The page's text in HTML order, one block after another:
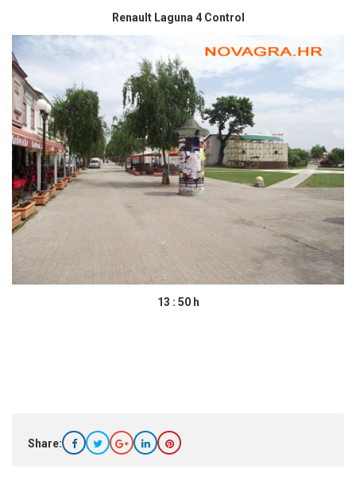
Renault Laguna 4 Control
13 : 50 h
Share: